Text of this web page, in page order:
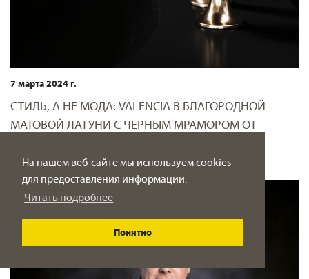
На нашем веб-сайте мы используем cookies
для предоставления информации.
Читать подробнее
Понятно
7 марта 2024 г.
СТИЛЬ, А НЕ МОДА: VALENCIA В БЛАГОРОДНОЙ
МАТОВОЙ ЛАТУНИ С ЧЕРНЫМ МРАМОРОМ ОТ